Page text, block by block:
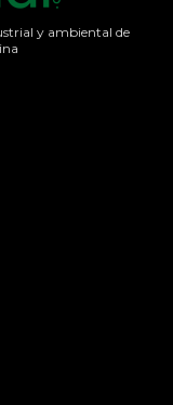
y ambiental de